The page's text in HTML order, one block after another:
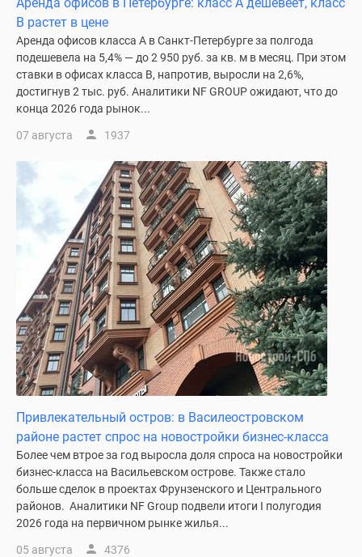
Панорамы
новостроек
комнатные
Субсидированная
застройщиком
Мнение
Ипотечный
калькулятор
Новости
недвижимости
Новостройки
Ленинградской
области
ИТ-
ипотека
Квартиры
25%
Новостройки
премиум-
класса
Новостройки
бизнес-
B растет в цене
Аренда офисов класса А в Санкт-Петербурге за полгода
подешевела на 5,4% — до 2 950 руб. за кв. м в месяц. При этом
ставки в офисах класса В, напротив, выросли на 2,6%,
достигнув 2 тыс. руб. Аналитики NF GROUP ожидают, что до
конца 2026 года рынок...
07 августа 1937
Привлекательный остров: в Василеостровском
районе растет спрос на новостройки бизнес-класса
Более чем втрое за год выросла доля спроса на новостройки
бизнес-класса на Васильевском острове. Также стало
больше сделок в проектах Фрунзенского и Центрального
районов. Аналитики NF Group подвели итоги I полугодия
2026 года на первичном рынке жилья...
05 августа 4376